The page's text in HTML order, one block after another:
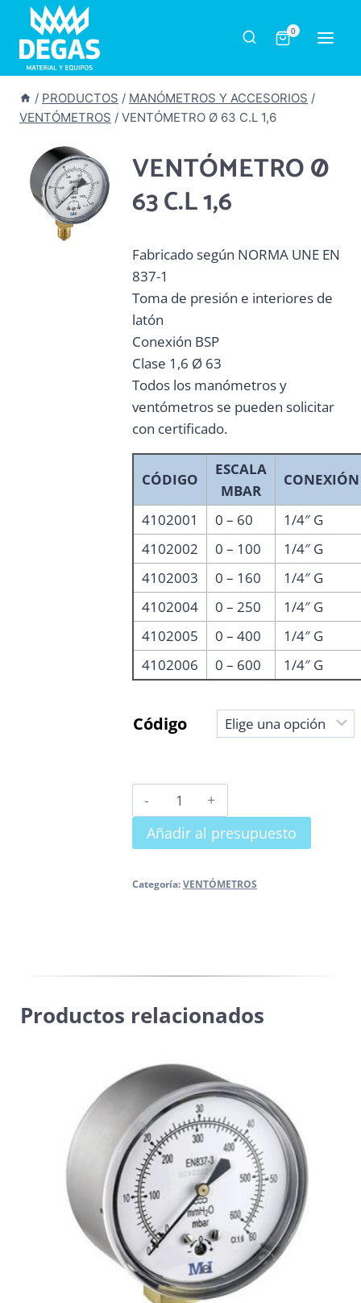
Saltar
contenido
0
/ PRODUCTOS / MANÓMETROS Y ACCESORIOS /
VENTÓMETROS / VENTÓMETRO Ø 63 C.L 1,6
VENTÓMETRO Ø
63 C.L 1,6
Fabricado según NORMA UNE EN
837-1
Toma de presión e interiores de
latón
Conexión BSP
Clase 1,6 Ø 63
Todos los manómetros y
ventómetros se pueden solicitar
con certificado.
CÓDIGO
ESCALA
MBAR
CONEXIÓN
4102001 0 – 60
1/4″ G
4102002
0 – 100
1/4″ G
4102003
0 – 160
1/4″ G
4102004
0 – 250
1/4″ G
4102005
0 – 400
1/4″ G
4102006
0 – 600 1/4″ G
Código
VENTÓMETRO
Ø
63
1,6
Añadir al presupuesto
Categoría:VENTÓMETROS
Productos relacionados